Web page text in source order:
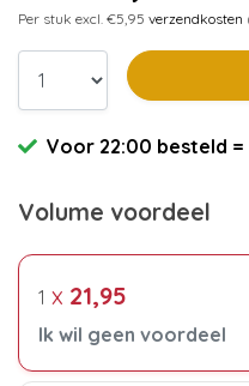
Per stuk excl. €5,95 verzendkosten
Voor 22:00 besteld
Volume voordeel
1 x 21,95
Ik wil geen voordeel